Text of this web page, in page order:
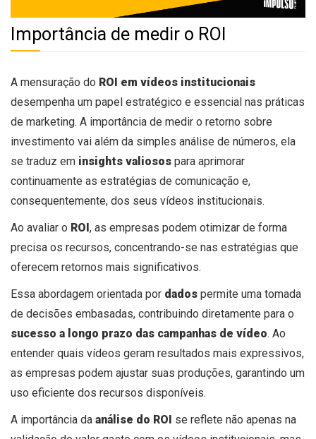
Importância de medir o ROI
A mensuração do ROI em vídeos institucionais
desempenha um papel estratégico e essencial nas práticas
de marketing. A importância de medir o retorno sobre
investimento vai além da simples análise de números, ela
se traduz em insights valiosos para aprimorar
continuamente as estratégias de comunicação e,
consequentemente, dos seus vídeos institucionais.
Ao avaliar o ROI , as empresas podem otimizar de forma
precisa os recursos, concentrando-se nas estratégias que
oferecem retornos mais significativos.
Essa abordagem orientada por dados permite uma tomada
de decisões embasadas, contribuindo diretamente para o
sucesso a longo prazo das campanhas de vídeo. Ao
entender quais vídeos geram resultados mais expressivos,
as empresas podem ajustar suas produções, garantindo um
uso eficiente dos recursos disponíveis.
A importância da análise do ROI se reflete não apenas na